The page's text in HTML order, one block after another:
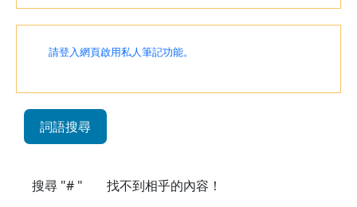
請登入網頁啟用私人筆記功能。
詞語搜尋
搜尋 "# " 找不到相乎的內容！